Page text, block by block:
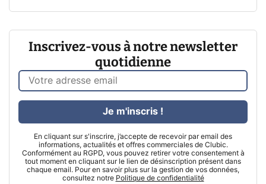
Inscrivez-vous à notre newsletter
quotidienne
En cliquant sur s'inscrire, j’accepte de recevoir par email des
informations, actualités et offres commerciales de Clubic.
Conformément au RGPD, vous pouvez retirer votre consentement à
tout moment en cliquant sur le lien de désinscription présent dans
chaque email. Pour en savoir plus sur la gestion de vos données,
consultez notre Politique de confidentialité
Je m'inscris !